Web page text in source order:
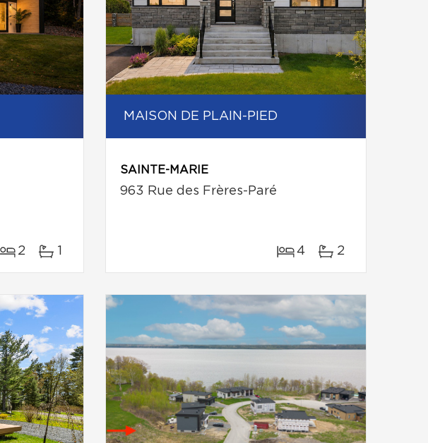
2 1
MAISON DE PLAIN-PIED
SAINTE-MARIE
963 Rue des Frères-Paré
4 2